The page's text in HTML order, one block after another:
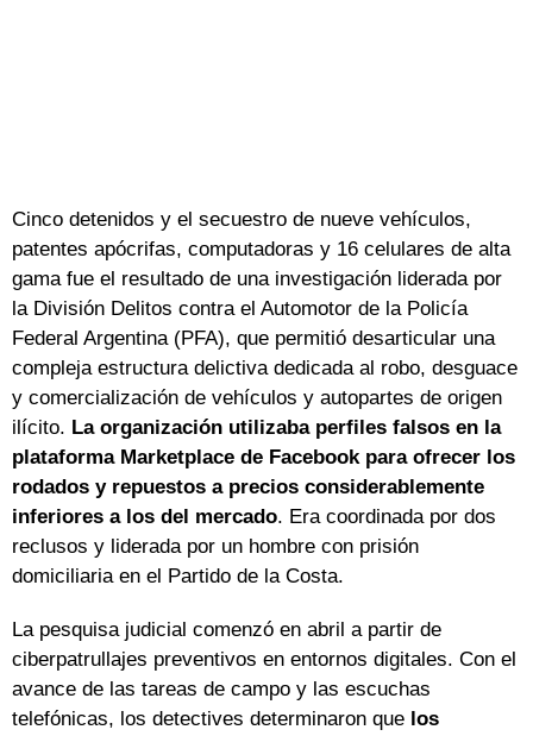
Cinco detenidos y el secuestro de nueve vehículos,
patentes apócrifas, computadoras y 16 celulares de alta
gama fue el resultado de una investigación liderada por
la División Delitos contra el Automotor de la Policía
Federal Argentina (PFA), que permitió desarticular una
compleja estructura delictiva dedicada al robo, desguace
y comercialización de vehículos y autopartes de origen
ilícito. La organización utilizaba perfiles falsos en la
plataforma Marketplace de Facebook para ofrecer los
rodados y repuestos a precios considerablemente
inferiores a los del mercado. Era coordinada por dos
reclusos y liderada por un hombre con prisión
domiciliaria en el Partido de la Costa.
La pesquisa judicial comenzó en abril a partir de
ciberpatrullajes preventivos en entornos digitales. Con el
avance de las tareas de campo y las escuchas
telefónicas, los detectives determinaron que los